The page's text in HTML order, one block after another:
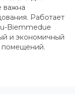
важна
Работает
Biemmedue
и экономичный
помещений.